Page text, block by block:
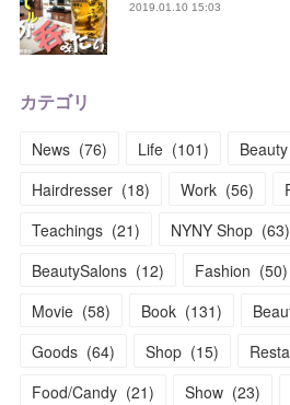
2019.01.10 15:03
カテゴリ
News (76) Life (101) Beauty
Hairdresser (18) Work (56)
Teachings (21) NYNY Shop (63)
BeautySalons (12) Fashion (50)
Movie (58) Book (131)
Goods (64) Shop (15)
Food/Candy (21) Show (23)